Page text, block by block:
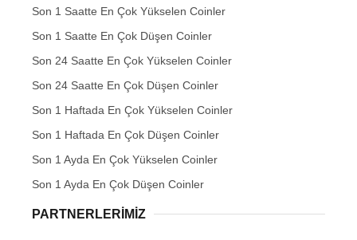
Son 1 Saatte En Çok Yükselen Coinler
Son 1 Saatte En Çok Düşen Coinler
Son 24 Saatte En Çok Yükselen Coinler
Son 24 Saatte En Çok Düşen Coinler
Son 1 Haftada En Çok Yükselen Coinler
Son 1 Haftada En Çok Düşen Coinler
Son 1 Ayda En Çok Yükselen Coinler
Son 1 Ayda En Çok Düşen Coinler
PARTNERLERIMIZ